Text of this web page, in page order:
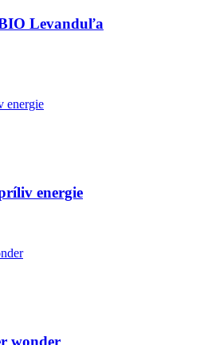
Levanduľa
energie
wonder